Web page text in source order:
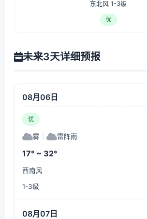
东北风 1-3级
优
未来3天详细预报
08月06日
优
雾 雷阵雨
17° ~ 32°
西南风
1-3级
08月07日